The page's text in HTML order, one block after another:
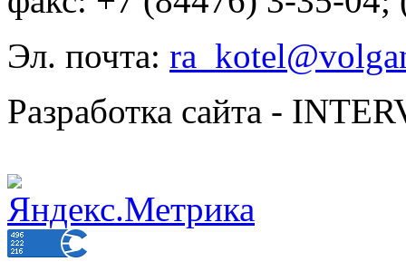
Эл. почта:
Разработка сайта -